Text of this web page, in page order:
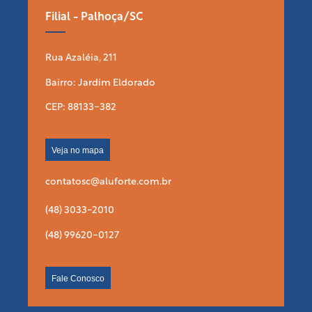
Filial - Palhoça/SC
Rua Azaléia, 211
Bairro: Jardim Eldorado
CEP: 88133-382
Veja no mapa
contatosc@aluforte.com.br
(48) 3033-2010
(48) 99620-0127
Fale Conosco